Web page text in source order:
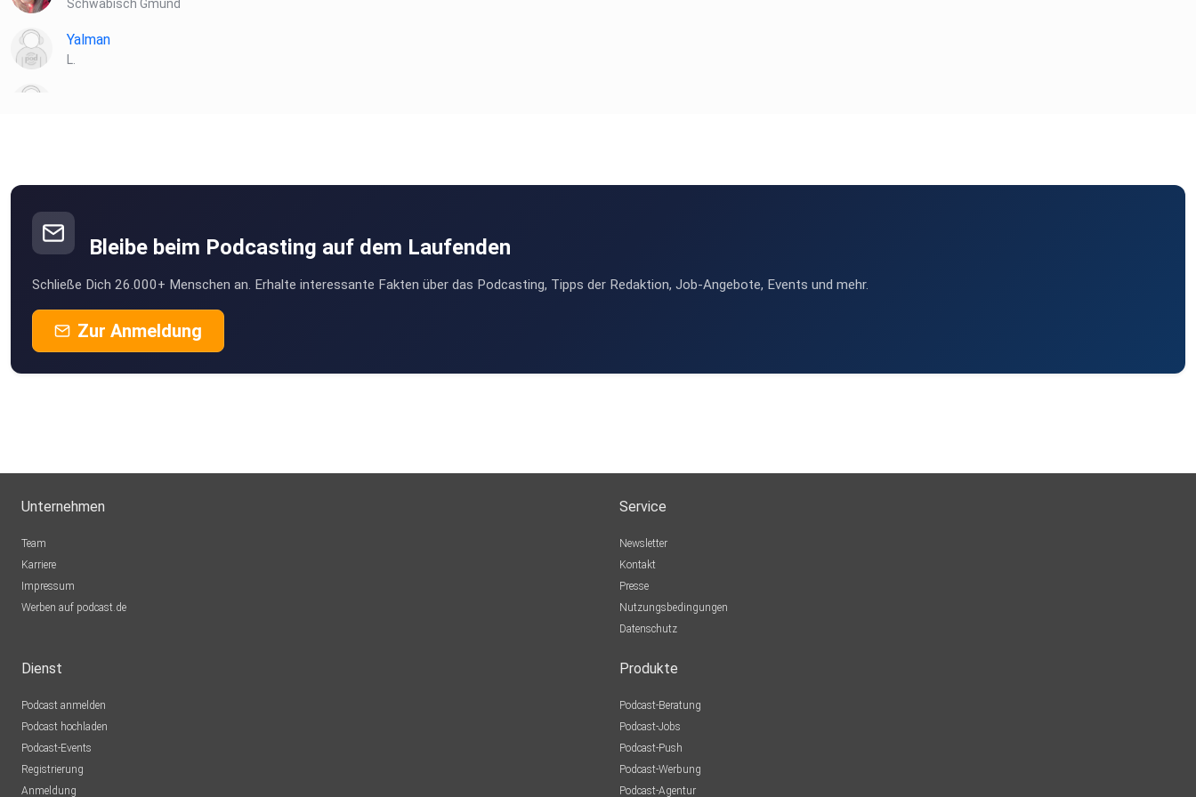
Schwäbisch Gmünd
Yalman
Bleibe beim Podcasting auf dem Laufenden
Schließe Dich 26.000+ Menschen an. Erhalte interessante Fakten über das Podcasting, Tipps der Redaktion, Job-Angebote, Events und mehr.
Zur Anmeldung
Unternehmen
Team
Karriere
Impressum
Werben auf podcast.de
Service
Newsletter
Kontakt
Presse
Nutzungsbedingungen
Datenschutz
Dienst
Podcast anmelden
Podcast hochladen
Podcast-Events
Registrierung
Anmeldung
Produkte
Podcast-Beratung
Podcast-Jobs
Podcast-Push
Podcast-Werbung
Podcast-Agentur